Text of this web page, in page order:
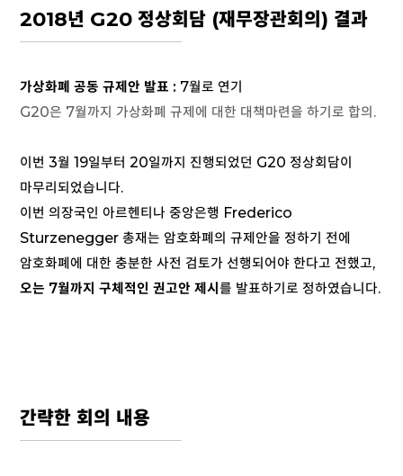
2018년 G20 정상회담 (재무장관회의) 결과
가상화폐 공동 규제안 발표 : 7월로 연기
G20은 7월까지 가상화폐 규제에 대한 대책마련을 하기로 합의.
이번 3월 19일부터 20일까지 진행되었던 G20 정상회담이
마무리되었습니다.
이번 의장국인 아르헨티나 중앙은행 Frederico
Sturzenegger 총재는 암호화폐의 규제안을 정하기 전에
암호화폐에 대한 충분한 사전 검토가 선행되어야 한다고 전했고,
오는 7월까지 구체적인 권고안 제시 를 발표하기로 정하였습니다.
간략한 회의 내용